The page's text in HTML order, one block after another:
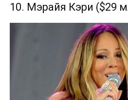
10. Мэрайя Кэри ($29